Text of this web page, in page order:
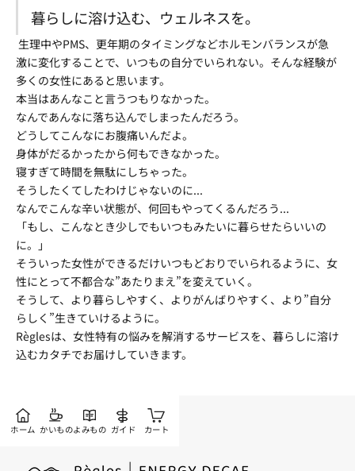
暮らしに溶け込む、ウェルネスを。
生理中やPMS、更年期のタイミングなどホルモンバランスが急
激に変化することで、いつもの自分でいられない。そんな経験が
多くの女性にあると思います。
本当はあんなこと言うつもりなかった。
なんであんなに落ち込んでしまったんだろう。
どうしてこんなにお腹痛いんだよ。
身体がだるかったから何もできなかった。
寝すぎて時間を無駄にしちゃった。
そうしたくてしたわけじゃないのに...
なんでこんな辛い状態が、何回もやってくるんだろう...
「もし、こんなとき少しでもいつもみたいに暮らせたらいいの
に。」
そういった女性ができるだけいつもどおりでいられるように、女
性にとって不都合な”あたりまえ”を変えていく。
そうして、より暮らしやすく、よりがんばりやすく、より”自分
らしく”生きていけるように。
Règlesは、女性特有の悩みを解消するサービスを、暮らしに溶け
込むカタチでお届けしていきます。
ホーム かいものよみもの ガイド カート